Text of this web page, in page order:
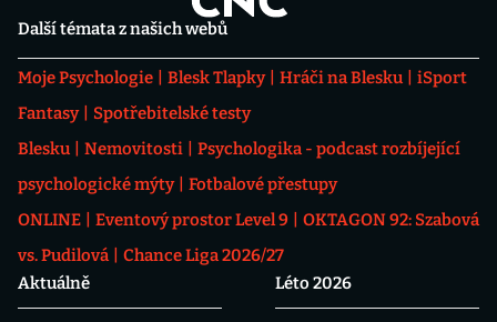
Další témata z našich webů
Moje Psychologie Blesk Tlapky Hráči na Blesku
iSport
Fantasy
Spotřebitelské testy
Blesku
Nemovitosti
Psychologika - podcast rozbíjející
psychologické mýty
Fotbalové přestupy
ONLINE
Eventový prostor Level 9
OKTAGON 92: Szabová
vs. Pudilová
Chance Liga 2026/27
Aktuálně
Léto 2026